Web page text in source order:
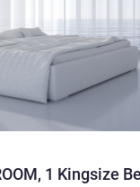
1 Kingsize